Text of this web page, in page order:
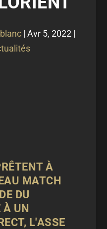
| Avr 5, 2022|
À
MATCH
DU
À UN
L'ASSE